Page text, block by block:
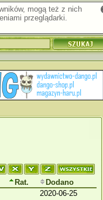
mogą też z nich
przeglądarki.
Rat.
Dodano
2020-06-25